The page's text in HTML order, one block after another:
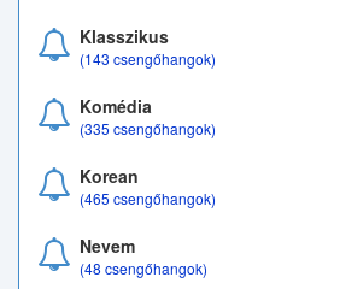
Klasszikus
(143 csengőhangok)
Komédia
(335 csengőhangok)
Korean
(465 csengőhangok)
Nevem
(48 csengőhangok)